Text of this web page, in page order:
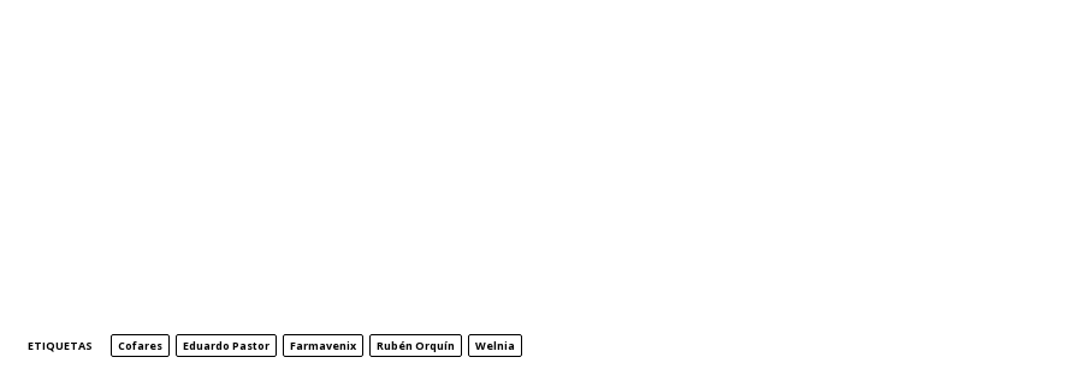
ETIQUETAS Cofares Eduardo Pastor Farmavenix Rubén Orquín Welnia